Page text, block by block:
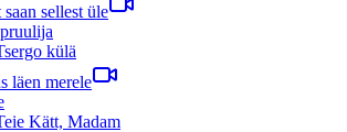
sellest üle
külä
läen merele
Kätt, Madam